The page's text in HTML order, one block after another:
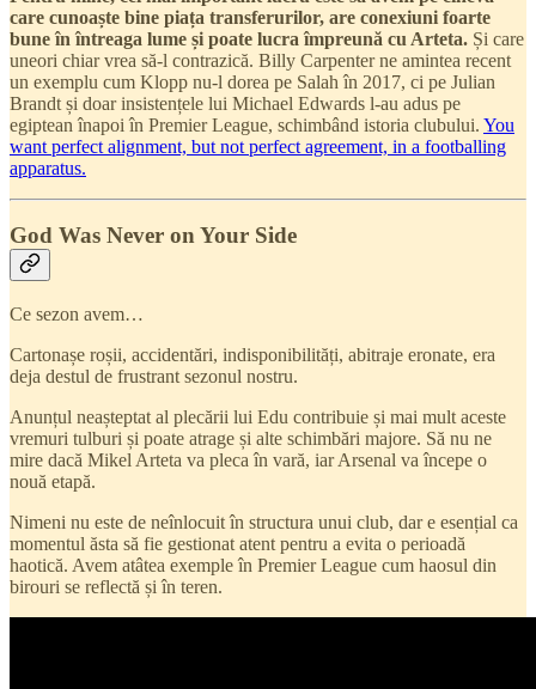
care cunoaște bine piața transferurilor, are conexiuni foarte
bune în întreaga lume și poate lucra împreună cu Arteta. Și care
uneori chiar vrea să-l contrazică. Billy Carpenter ne amintea recent
un exemplu cum Klopp nu-l dorea pe Salah în 2017, ci pe Julian
Brandt și doar insistențele lui Michael Edwards l-au adus pe
egiptean înapoi în Premier League, schimbând istoria clubului. You
want perfect alignment, but not perfect agreement, in a footballing
apparatus.
God Was Never on Your Side
Ce sezon avem…
Cartonașe roșii, accidentări, indisponibilități, abitraje eronate, era
deja destul de frustrant sezonul nostru.
Anunțul neașteptat al plecării lui Edu contribuie și mai mult aceste
vremuri tulburi și poate atrage și alte schimbări majore. Să nu ne
mire dacă Mikel Arteta va pleca în vară, iar Arsenal va începe o
nouă etapă.
Nimeni nu este de neînlocuit în structura unui club, dar e esențial ca
momentul ăsta să fie gestionat atent pentru a evita o perioadă
haotică. Avem atâtea exemple în Premier League cum haosul din
birouri se reflectă și în teren.